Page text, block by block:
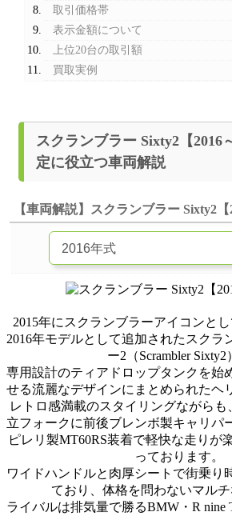
取引価格帯
表示金額について
上位20台の取引額
買取実例
スクランブラー Sixty2【2016～20年
定に役立つ車両解説
【車両解説】スクランブラー Sixty2【
2015年にスクランブラーアイコンと
2016年モデルとして追加されたスクラ
ー2（Scrambler Sixty2
専用設計のティアドロップタンクを始
せる流麗なデザインにまとめられたヘ
レトロ感満載のスタイリングながらも
立フォークに前後ブレンボ製キャリパ
ピレリ製MT60RS装着で軽快な走りが
っております。
ワイドハンドルと肉厚シートで街乗り
ており、体格を問わないマルチ
ライバルは排気量で勝るBMW・R nine